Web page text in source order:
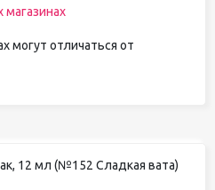
магазинах
могут отличаться от
12 мл (№152 Сладкая вата)